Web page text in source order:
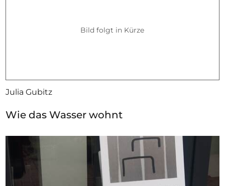
Bild folgt in Kürze
Julia Gubitz
Wie das Wasser wohnt